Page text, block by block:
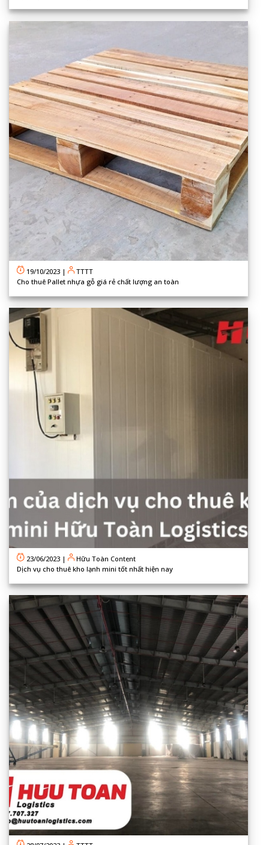
19/10/2023 |
TTTT
Cho thuê Pallet nhựa gỗ giá rẻ chất lượng an toàn
23/06/2023 |
Hữu Toàn Content
Dịch vụ cho thuê kho lạnh mini tốt nhất hiện nay